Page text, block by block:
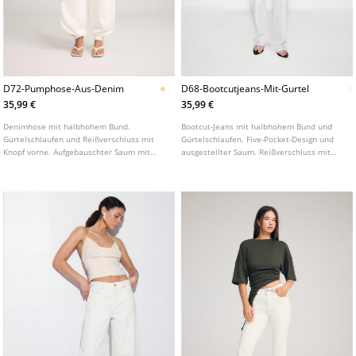
D72-Pumphose-Aus-Denim
35,99 €
Denimhose mit halbhohem Bund.
Gürtelschlaufen und Reißverschluss mit
Knopf vorne. Aufgebauschter Saum mit
erhältlich.
D68-Bootcutjeans-Mit-Gurtel
35,99 €
Bootcut-Jeans mit halbhohem Bund und
Gürtelschlaufen. Five-Pocket-Design und
ausgestellter Saum. Reißverschluss mit